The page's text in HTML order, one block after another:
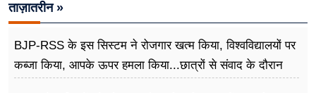
ताज़ातरीन »
BJP-RSS के इस सिस्टम ने रोजगार खत्म किया, विश्वविद्यालयों पर
कब्जा किया, आपके ऊपर हमला किया...छात्रों से संवाद के दौरान